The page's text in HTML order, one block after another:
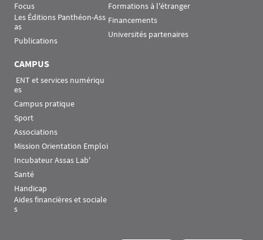
Focus
Les Éditions Panthéon-Ass
as
Publications
Formations à l'étranger
Financements
Universités partenaires
CAMPUS
es
Campus pratique
Sport
Associations
Mission Orientation Emploi
Incubateur Assas Lab'
Santé
Handicap
Aides financières et sociale
s